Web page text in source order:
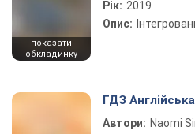
показати
обкладинку
Рік: 2019
Опис:
ГДЗ
Автори: Naomi